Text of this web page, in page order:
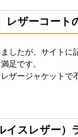
レザーコート
したが、サイトに
足です。
ザージャケットで
スレザー）